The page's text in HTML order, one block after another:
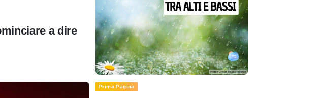
a dire
Prima Pagina